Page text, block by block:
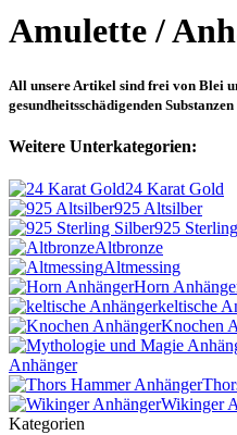
Amulette /
All unsere Artikel sind frei von Blei
gesundheitsschädigenden
Weitere Unterkategorien:
24 Karat Gold
925 Altsilber
925
Altbronze
Altmessing
Horn
keltische
Knochen
Anhänger
Wikinger
Kategorien